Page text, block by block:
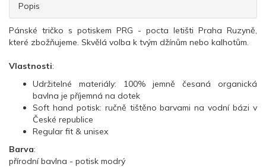
Popis
Pánské tričko s potiskem PRG - pocta letišti Praha Ruzyně,
které zbožňujeme. Skvělá volba k tvým džínům nebo kalhotům.
Vlastnosti:
Udržitelné materiály: 100% jemně česaná organická
bavlna je příjemná na dotek
Soft hand potisk: ručně tištěno barvami na vodní bázi v
České republice
Regular fit & unisex
Barva:
přírodní bavlna - potisk modrý